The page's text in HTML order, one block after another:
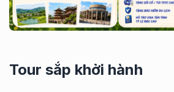
Tour sắp khởi hành